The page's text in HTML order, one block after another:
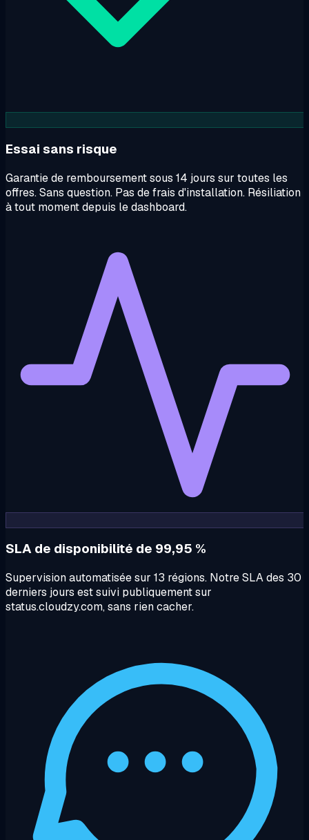
Essai sans risque
Garantie de remboursement sous 14 jours sur toutes les
offres. Sans question. Pas de frais d'installation. Résiliation
à tout moment depuis le dashboard.
SLA de disponibilité de 99,95 %
Supervision automatisée sur 13 régions. Notre SLA des 30
derniers jours est suivi publiquement sur
status.cloudzy.com, sans rien cacher.